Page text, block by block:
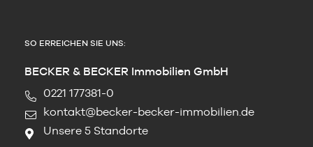
SO ERREICHEN SIE UNS:
BECKER & BECKER Immobilien GmbH
0221 177381-0
kontakt@becker-becker-immobilien.de
Unsere 5 Standorte